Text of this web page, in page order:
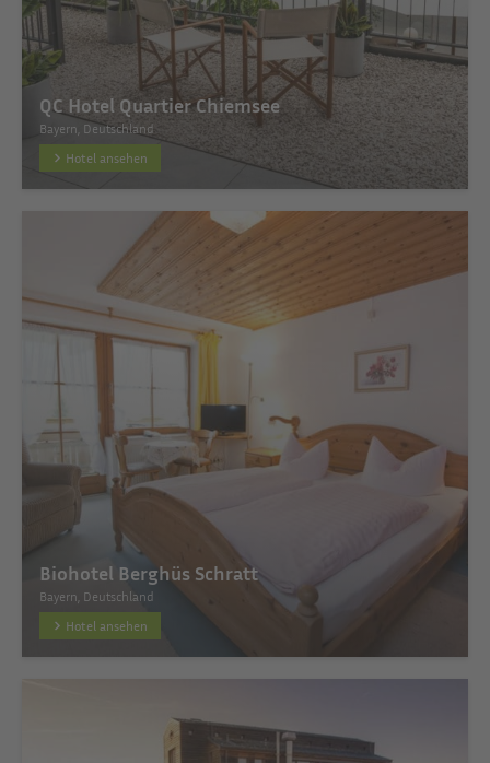
QC Hotel Quartier Chiemsee
Bayern, Deutschland
Hotel ansehen
Biohotel Berghüs Schratt
Bayern, Deutschland
Hotel ansehen